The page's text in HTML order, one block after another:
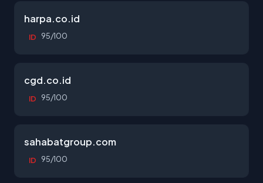
harpa.co.id
ID 95/100
cgd.co.id
ID 95/100
sahabatgroup.com
ID 95/100